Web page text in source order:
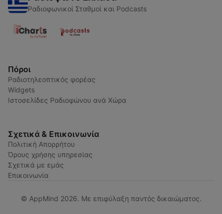
Ραδιοφωνικοί Σταθμοί και Podcasts
Πόροι
Ραδιοτηλεοπτικός φορέας
Widgets
Ιστοσελίδες Ραδιοφώνου ανά Χώρα
Σχετικά & Επικοινωνία
Πολιτική Απορρήτου
Όρους χρήσης υπηρεσίας
Σχετικά με εμάς
Επικοινωνία
© AppMind 2026. Με επιφύλαξη παντός δικαιώματος.